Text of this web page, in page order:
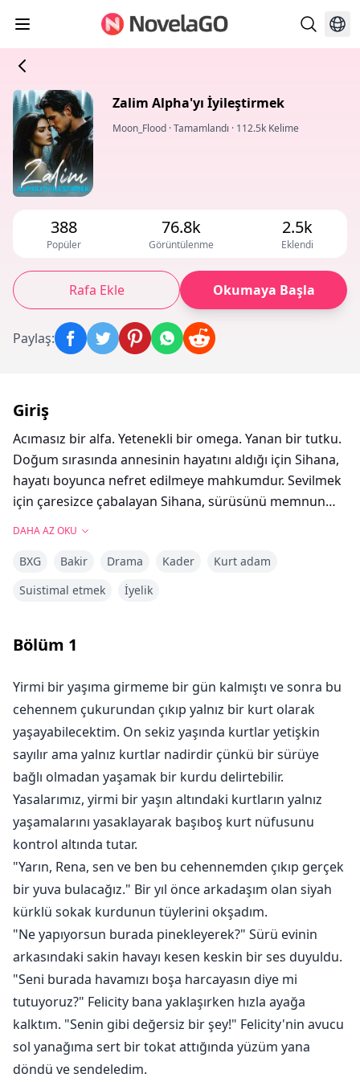
Zalim Alpha'yı İyileştirmek
Moon_Flood ·Tamamlandı · 112.5k Kelime
388
Popüler
76.8k
Görüntülenme
2.5k
Eklendi
Rafa Ekle Okumaya Başla
Paylaş:
Giriş
Acımasız bir alfa. Yetenekli bir omega. Yanan bir tutku.
Doğum sırasında annesinin hayatını aldığı için Sihana,
hayatı boyunca nefret edilmeye mahkumdur. Sevilmek
için çaresizce çabalayan Sihana, sürüsünü memnun
Zorbasıyla eşleşip hemen reddedilmesi, eşleşmekten
soğumasına neden olur ama tanrıça ona Alfa Cahir
Armani, kana susamış, soğuk ve zalim biri olarak
öldüren, gülmeden gülen ve izinsiz alan bir adamdır.
Kimsenin bilmediği şey ise, kanlı zırhının altında yaralı
bir adam olduğudur.
Cahir'in hayatında bir eşe yer yoktur ama tanrıça
Sihana'yı onun yoluna çıkarır. Bir eşin kendisine ne
faydası olacağını göremese de, eş bağına karşı
koyamaz ve Sia'nın baştan çıkarıcı kıvrımlarına
direnemez.
donatılan Sihana, eski eşi ve sürüsünün bırakmak
istemediği bir hazine haline gelir ama Cahir gibi bir
adamın eşini sahiplenmesini kim durdurabilir? Cahir
sevmeyi öğrenebilir mi ve Sia onun yaralarını
iyileştirebilir mi? İki kırık insan arasındaki bir ilişki işe
yarar mı yoksa birbirlerinden uzak durmaları daha mı
iyi olur?
DAHA AZ OKU
BXG Bakir Drama Kader
Kurt adam
Suistimal etmek
İyelik
Bölüm 1
Yirmi bir yaşıma girmeme bir gün kalmıştı ve sonra bu
cehennem çukurundan çıkıp yalnız bir kurt olarak
yaşayabilecektim. On sekiz yaşında kurtlar yetişkin
sayılır ama yalnız kurtlar nadirdir çünkü bir sürüye
bağlı olmadan yaşamak bir kurdu delirtebilir.
Yasalarımız, yirmi bir yaşın altındaki kurtların yalnız
yaşamalarını yasaklayarak başıboş kurt nüfusunu
kontrol altında tutar.
"Yarın, Rena, sen ve ben bu cehennemden çıkıp gerçek
bir yuva bulacağız." Bir yıl önce arkadaşım olan siyah
kürklü sokak kurdunun tüylerini okşadım.
"Ne yapıyorsun burada pinekleyerek?" Sürü evinin
arkasındaki sakin havayı kesen keskin bir ses duyuldu.
"Seni burada havamızı boşa harcayasın diye mi
tutuyoruz?" Felicity bana yaklaşırken hızla ayağa
kalktım. "Senin gibi değersiz bir şey!" Felicity'nin avucu
sol yanağıma sert bir tokat attığında yüzüm yana
döndü ve sendeledim.